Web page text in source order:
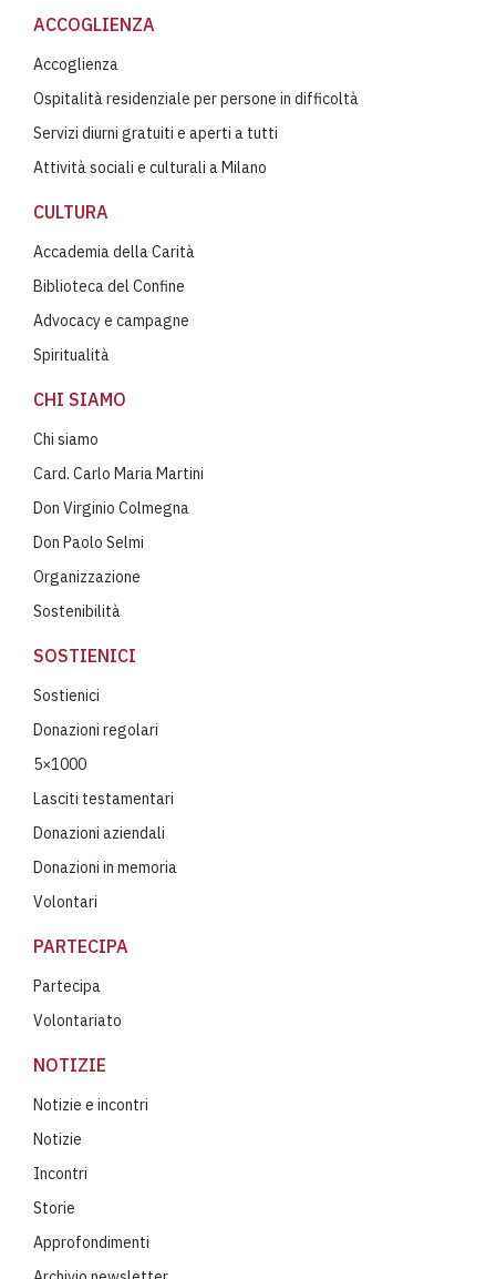
ACCOGLIENZA
Accoglienza
Ospitalità residenziale per persone in difficoltà
Servizi diurni gratuiti e aperti a tutti
Attività sociali e culturali a Milano
CULTURA
Accademia della Carità
Biblioteca del Confine
Advocacy e campagne
Spiritualità
CHI SIAMO
Chi siamo
Card. Carlo Maria Martini
Don Virginio Colmegna
Don Paolo Selmi
Organizzazione
Sostenibilità
SOSTIENICI
Sostienici
Donazioni regolari
5×1000
Lasciti testamentari
Donazioni aziendali
Donazioni in memoria
Volontari
PARTECIPA
Partecipa
Volontariato
NOTIZIE
Notizie e incontri
Notizie
Incontri
Storie
Approfondimenti